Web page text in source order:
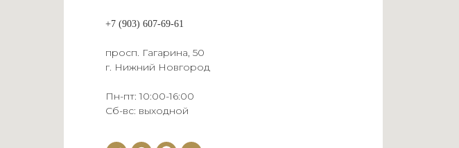
+7 (903) 607-69-61
просп. Гагарина, 50
г. Нижний Новгород
Пн-пт: 10:00-16:00
Сб-вс: выходной